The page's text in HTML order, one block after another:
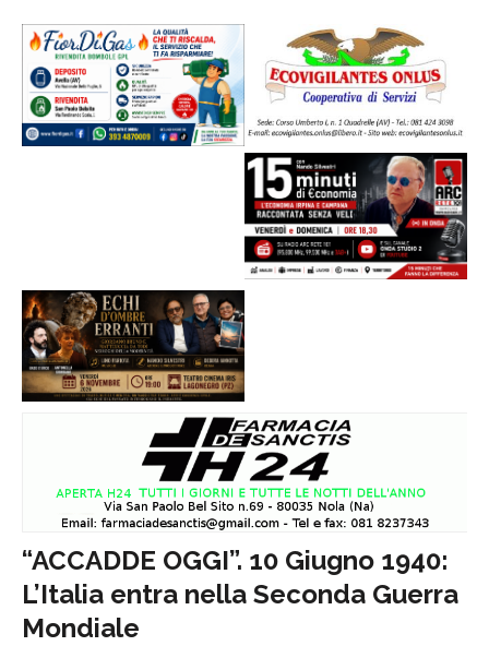
“ACCADDE OGGI”. 10 Giugno 1940:
L’Italia entra nella Seconda Guerra
Mondiale